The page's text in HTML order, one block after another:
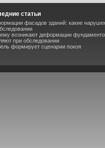
статьи
фасадов зданий: какие
возникают деформации
при обследовании
формирует сценарии покоя